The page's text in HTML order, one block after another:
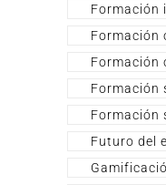
Formación
Formación
Formación
Formación
Formación
Futuro del